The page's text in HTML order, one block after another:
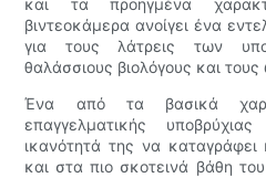
και τα προηγμένα
βιντεοκάμερα ανοίγει ένα
για τους λάτρεις των
θαλάσσιους βιολόγους και
Ένα από τα βασικά
επαγγελματικής
ικανότητά της να
και στα πιο σκοτεινά βάθη